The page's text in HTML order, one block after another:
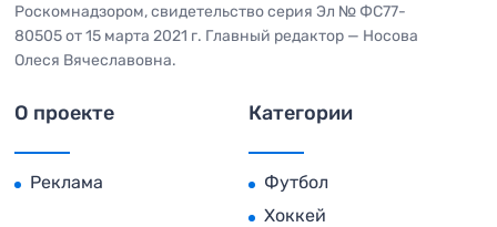
Роскомнадзором, свидетельство серия Эл № ФС77-
80505 от 15 марта 2021 г. Главный редактор — Носова
Олеся Вячеславовна.
О проекте
Реклама
Категории
Футбол
Хоккей